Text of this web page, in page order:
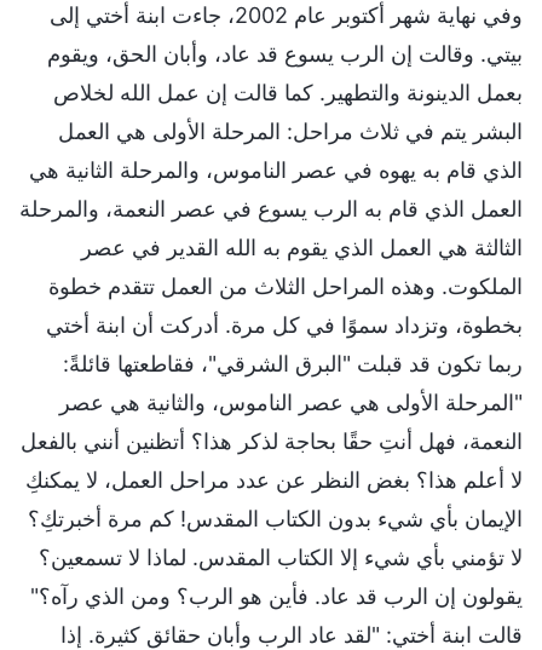
وفي نهاية شهر أكتوبر عام 2002، جاءت ابنة أختي إلى
بيتي. وقالت إن الرب يسوع قد عاد، وأبان الحق، ويقوم
بعمل الدينونة والتطهير. كما قالت إن عمل الله لخلاص
البشر يتم في ثلاث مراحل: المرحلة الأولى هي العمل
الذي قام به يهوه في عصر الناموس، والمرحلة الثانية هي
العمل الذي قام به الرب يسوع في عصر النعمة، والمرحلة
الثالثة هي العمل الذي يقوم به الله القدير في عصر
الملكوت. وهذه المراحل الثلاث من العمل تتقدم خطوة
بخطوة، وتزداد سموًا في كل مرة. أدركت أن ابنة أختي
ربما تكون قد قبلت "البرق الشرقي"، فقاطعتها قائلةً:
"المرحلة الأولى هي عصر الناموس، والثانية هي عصر
النعمة، فهل أنتِ حقًا بحاجة لذكر هذا؟ أتظنين أنني بالفعل
لا أعلم هذا؟ بغض النظر عن عدد مراحل العمل، لا يمكنكِ
الإيمان بأي شيء بدون الكتاب المقدس! كم مرة أخبرتكِ؟
لا تؤمني بأي شيء إلا الكتاب المقدس. لماذا لا تسمعين؟
يقولون إن الرب قد عاد. فأين هو الرب؟ ومن الذي رآه؟"
قالت ابنة أختي: "لقد عاد الرب وأبان حقائق كثيرة. إذا